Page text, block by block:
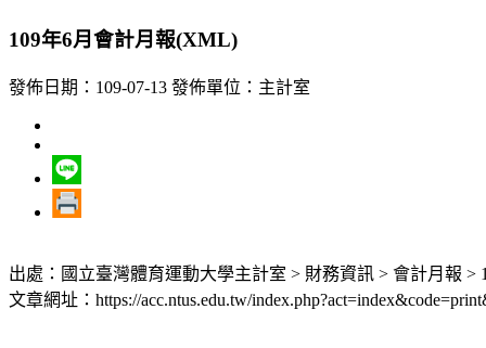
109年6月會計月報(XML)
發佈日期：109-07-13 發佈單位：主計室
出處：國立臺灣體育運動大學主計室 > 財務資訊 > 會計月報 >
文章網址：https://acc.ntus.edu.tw/